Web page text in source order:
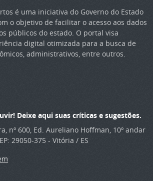
é uma iniciativa do Governo do Estado
o objetivo de facilitar o acesso aos dados
públicos do estado. O portal visa
digital otimizada para a busca de
administrativos, entre outros.
Deixe aqui suas críticas e sugestões.
nº 600, Ed. Aureliano Hoffman, 10º andar
29050-375 - Vitória / ES